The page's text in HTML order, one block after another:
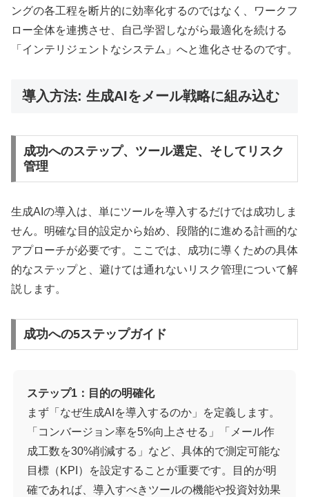
ングの各工程を断片的に効率化するのではなく、ワークフ
ロー全体を連携させ、自己学習しながら最適化を続ける
「インテリジェントなシステム」へと進化させるのです。
導入方法: 生成AIをメール戦略に組み込む
成功へのステップ、ツール選定、そしてリスク
管理
生成AIの導入は、単にツールを導入するだけでは成功しま
せん。明確な目的設定から始め、段階的に進める計画的な
アプローチが必要です。ここでは、成功に導くための具体
的なステップと、避けては通れないリスク管理について解
説します。
成功への5ステップガイド
ステップ1：目的の明確化
まず「なぜ生成AIを導入するのか」を定義します。
「コンバージョン率を5%向上させる」「メール作
成工数を30%削減する」など、具体的で測定可能な
目標（KPI）を設定することが重要です。目的が明
確であれば、導入すべきツールの機能や投資対効果